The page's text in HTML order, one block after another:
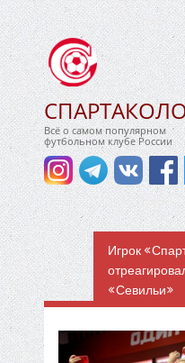
Всё о самом популярном
футбольном клубе России
Игрок
«Севильи»